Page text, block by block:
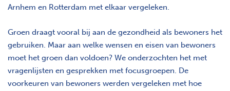
Arnhem en Rotterdam met elkaar vergeleken.
Groen draagt vooral bij aan de gezondheid als bewoners het
gebruiken. Maar aan welke wensen en eisen van bewoners
moet het groen dan voldoen? We onderzochten het met
vragenlijsten en gesprekken met focusgroepen. De
voorkeuren van bewoners werden vergeleken met hoe